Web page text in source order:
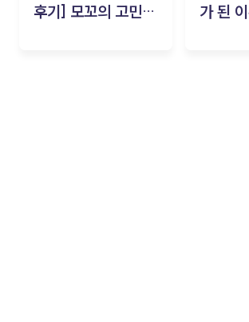
후기] 모꼬의 고민세
가 된